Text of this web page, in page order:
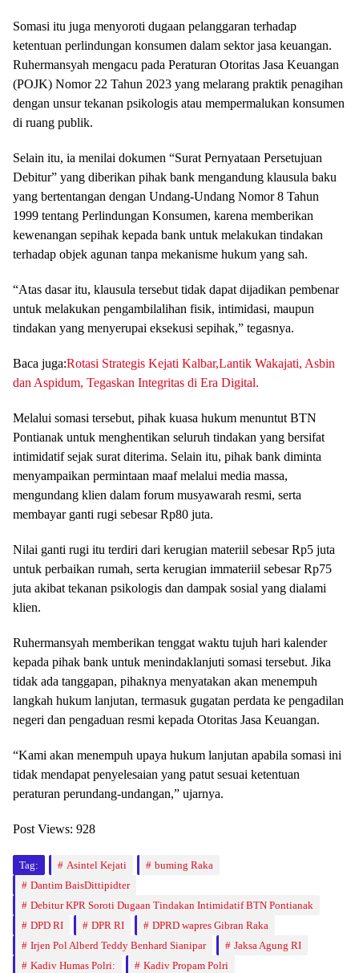
Somasi itu juga menyoroti dugaan pelanggaran terhadap
ketentuan perlindungan konsumen dalam sektor jasa keuangan.
Ruhermansyah mengacu pada Peraturan Otoritas Jasa Keuangan
(POJK) Nomor 22 Tahun 2023 yang melarang praktik penagihan
dengan unsur tekanan psikologis atau mempermalukan konsumen
di ruang publik.
Selain itu, ia menilai dokumen “Surat Pernyataan Persetujuan
Debitur” yang diberikan pihak bank mengandung klausula baku
yang bertentangan dengan Undang-Undang Nomor 8 Tahun
1999 tentang Perlindungan Konsumen, karena memberikan
kewenangan sepihak kepada bank untuk melakukan tindakan
terhadap objek agunan tanpa mekanisme hukum yang sah.
“Atas dasar itu, klausula tersebut tidak dapat dijadikan pembenar
untuk melakukan pengambilalihan fisik, intimidasi, maupun
tindakan yang menyerupai eksekusi sepihak,” tegasnya.
Baca juga:Rotasi Strategis Kejati Kalbar,Lantik Wakajati, Asbin
dan Aspidum, Tegaskan Integritas di Era Digital.
Melalui somasi tersebut, pihak kuasa hukum menuntut BTN
Pontianak untuk menghentikan seluruh tindakan yang bersifat
intimidatif sejak surat diterima. Selain itu, pihak bank diminta
menyampaikan permintaan maaf melalui media massa,
mengundang klien dalam forum musyawarah resmi, serta
membayar ganti rugi sebesar Rp80 juta.
Nilai ganti rugi itu terdiri dari kerugian materiil sebesar Rp5 juta
untuk perbaikan rumah, serta kerugian immateriil sebesar Rp75
juta akibat tekanan psikologis dan dampak sosial yang dialami
klien.
Ruhermansyah memberikan tenggat waktu tujuh hari kalender
kepada pihak bank untuk menindaklanjuti somasi tersebut. Jika
tidak ada tanggapan, pihaknya menyatakan akan menempuh
langkah hukum lanjutan, termasuk gugatan perdata ke pengadilan
negeri dan pengaduan resmi kepada Otoritas Jasa Keuangan.
“Kami akan menempuh upaya hukum lanjutan apabila somasi ini
tidak mendapat penyelesaian yang patut sesuai ketentuan
peraturan perundang-undangan,” ujarnya.
Post Views: 928
Tag: Asintel Kejati
buming Raka
Dantim BaisDittipidter
Debitur KPR Soroti Dugaan Tindakan Intimidatif BTN Pontianak
DPD RI
DPR RI
DPRD wapres Gibran Raka
Irjen Pol Alberd Teddy Benhard Sianipar
Jaksa Agung RI
Kadiv Humas Polri:
Kadiv Propam Polri